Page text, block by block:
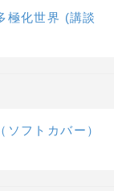
極化世界 (講談
フトカバー）